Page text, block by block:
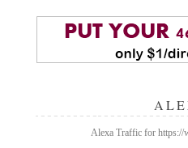
Alexa Traffic for https://